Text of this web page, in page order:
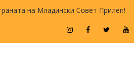
на Младински Совет Прилеп!